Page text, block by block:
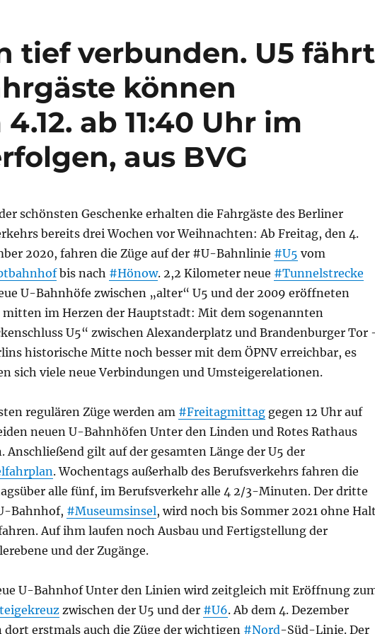
tief verbunden. U5 fährt
können
ab 11:40 Uhr im
aus BVG
schönsten Geschenke erhalten die Fahrgäste des Berliner
bereits drei Wochen vor Weihnachten: Ab Freitag, den 4.
2020, fahren die Züge auf der #U-Bahnlinie #U5 vom
bis nach #Hönow. 2,2 Kilometer neue #Tunnelstrecke
U-Bahnhöfe zwischen „alter“ U5 und der 2009 eröffneten
mitten im Herzen der Hauptstadt: Mit dem sogenannten
U5“ zwischen Alexanderplatz und Brandenburger
historische Mitte noch besser mit dem ÖPNV erreichbar, es
sich viele neue Verbindungen und Umsteigerelationen.
regulären Züge werden am #Freitagmittaggegen 12 Uhr auf
neuen U-Bahnhöfen Unter den Linden und Rotes Rathaus
Anschließend gilt auf der gesamten Länge der U5 der
. Wochentags außerhalb des Berufsverkehrs fahren die
alle fünf, im Berufsverkehr alle 4 2/3-Minuten. Der dritte
Bahnhof, #Museumsinsel, wird noch bis Sommer 2021 ohne
Auf ihm laufen noch Ausbau und Fertigstellung der
und der Zugänge.
U-Bahnhof Unter den Linien wird zeitgleich mit Eröffnung
zwischen der U5 und der #U6. Ab dem 4. Dezember
dort erstmals auch die Züge der wichtigen #Nord-Süd-Linie. Der